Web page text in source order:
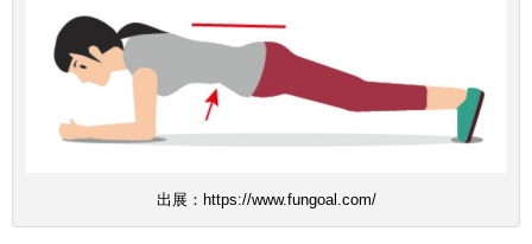
出展：https://www.fungoal.com/